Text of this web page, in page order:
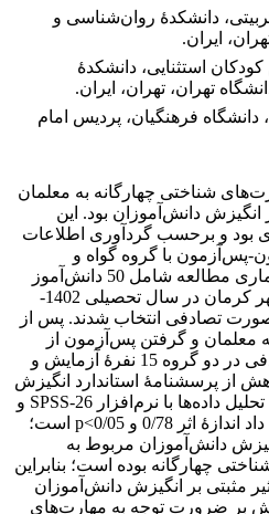
دانشکدۀ روان‌شناسی و
استثنایی، دانشکدۀ
تهران، تهران، ایران.‏
فرهنگیان، پردیس امام
شناختی چهارگانه به معلمان
انگیزش دانش‌آموزان بود. این
و برحسب گردآوری اطلاعات
پس‌آزمون با گروه گواه و
آزمایش انجام گرفت. جامعۀ آماری مطالعه شامل 50 دانش‌آموز
دختر یک مدرسه در ناحیۀ 1 شهر کرمان در سال تحصیلی 1402-
از آن‌ها به‌صورت تصادفی انتخاب شدند. پس از
معلمان و گرفتن پس‌آزمون از
آنان، دانش‌آموزان به‌طور تصادفی در دو گروه 15 نفرۀ آزمایش و
از پرسشنامۀ استاندارد انگیزش
تحصیلی (HEMS) استفاده شد. تحلیل داده‌ها با نرم‌افزار SPSS-26 و
تحلیل واریانس یک‌طرفه نشان داد اندازۀ اثر 0/78 و 0/05>p است؛
انگیزش دانش‌آموزان مربوط به
چهارگانه بوده است؛ بنابراین
مثبتی بر انگیزش دانش‌آموزان
بر ضرورت توجه به مهارت‌های